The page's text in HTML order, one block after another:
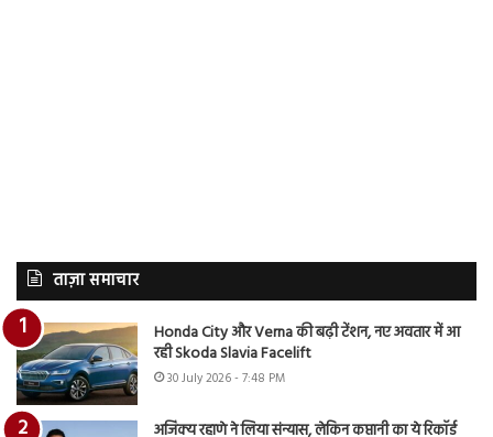
ताज़ा समाचार
Honda City और Verna की बढ़ी टेंशन, नए अवतार में आ
रही Skoda Slavia Facelift
30 July 2026 - 7:48 PM
अजिंक्य रहाणे ने लिया संन्यास, लेकिन कप्तानी का ये रिकॉर्ड